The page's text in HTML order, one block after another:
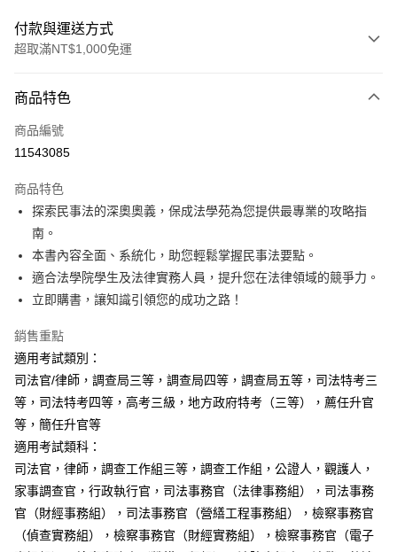
付款與運送方式
超取滿NT$1,000免運
信用卡一次付款
超商取貨付款
Apple Pay
悠遊付
Google Pay
ATM付款
全家取貨付款
每筆NT$100，滿NT$1,000(含以上)免運費
付款後全家取貨.
7-11取貨付款
每筆NT$100，滿NT$1,000(含以上)免運費
商品特色
商品編號
11543085
商品特色
探索民事法的深奧奧義，保成法學苑為您提供最專業的攻略指
南。
本書內容全面、系統化，助您輕鬆掌握民事法要點。
適合法學院學生及法律實務人員，提升您在法律領域的競爭力。
立即購書，讓知識引領您的成功之路！
銷售重點
適用考試類別：
司法官/律師，調查局三等，調查局四等，調查局五等，司法特考三
等，司法特考四等，高考三級，地方政府特考（三等），薦任升官
等，簡任升官等
適用考試類科：
司法官，律師，調查工作組三等，調查工作組，公證人，觀護人，
家事調查官，行政執行官，司法事務官（法律事務組），司法事務
官（財經事務組），司法事務官（營繕工程事務組），檢察事務官
（偵查實務組），檢察事務官（財經實務組），檢察事務官（電子